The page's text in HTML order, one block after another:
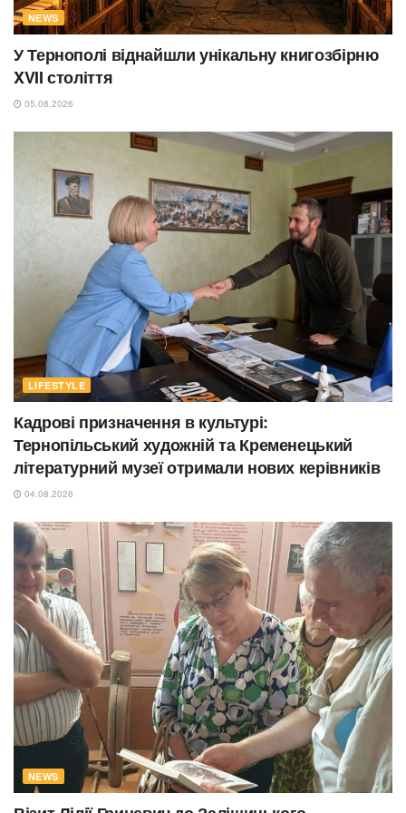
NEWS
У Тернополі віднайшли унікальну книгозбірню
XVII століття
05.08.2026
LIFESTYLE
Кадрові призначення в культурі:
Тернопільський художній та Кременецький
літературний музеї отримали нових керівників
04.08.2026
NEWS